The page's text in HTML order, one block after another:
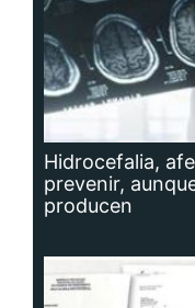
Hidrocefalia,
prevenir,
producen